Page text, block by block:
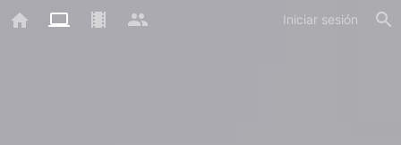
Iniciar sesión